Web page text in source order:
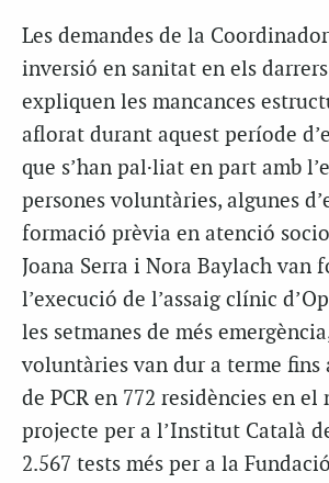
Les demandes de la
inversió en sanitat en els
expliquen les mancances
aflorat durant aquest període
que s’han pal·liat en part amb
persones voluntàries, algunes
formació prèvia en atenció
Joana Serra i Nora Baylachvan
l’execució de l’assaig clínic
les setmanes de més
voluntàries van dur a terme fins
de PCR en 772 residències en el
projecte per a l’Institut Català
2.567 tests més per a la